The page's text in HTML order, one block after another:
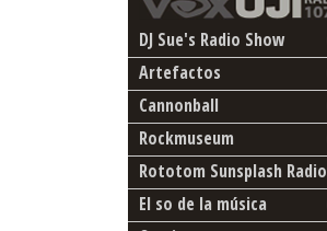
DJ Sue's Radio Show
Artefactos
Cannonball
Rockmuseum
Rototom Sunsplash Radio
El so de la música